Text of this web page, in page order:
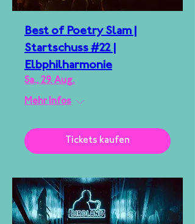
Best of Poetry Slam |
Startschuss #22 |
Elbphilharmonie
Sa., 29. Aug.
Mehr Infos
Tickets kaufen